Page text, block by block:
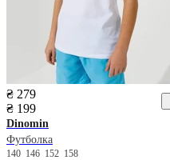
₴ 279
₴ 199
Dinomin
Футболка
140 146 152 158